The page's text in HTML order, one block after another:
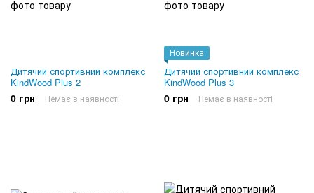
Дитячий спортивний комплекс
KindWood Plus 2
0 грн Немає в наявності
Новинка
Дитячий спортивний комплекс
KindWood Plus 3
0 грн Немає в наявності